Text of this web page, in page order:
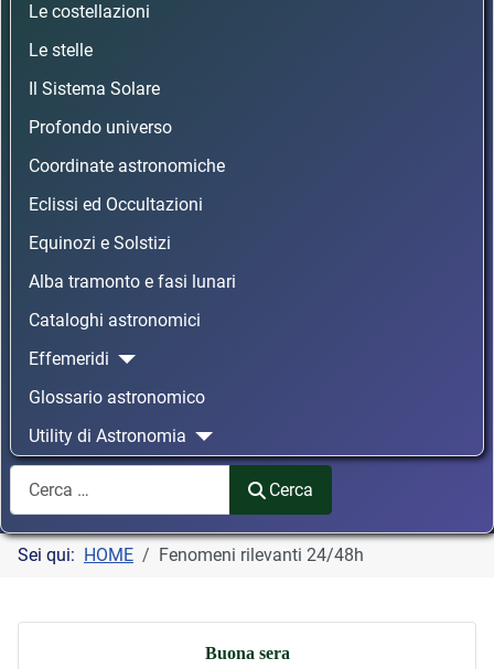
Le costellazioni
Le stelle
Il Sistema Solare
Profondo universo
Coordinate astronomiche
Eclissi ed Occultazioni
Equinozi e Solstizi
Alba tramonto e fasi lunari
Cataloghi astronomici
Effemeridi
Glossario astronomico
Utility di Astronomia
Cerca
Cerca
Sei qui: HOME Fenomeni rilevanti 24/48h
Buona sera